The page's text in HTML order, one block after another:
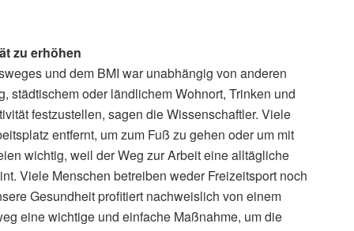
zu erhöhen
und dem BMI war unabhängig von anderen
städtischem oder ländlichem Wohnort, Trinken und
festzustellen, sagen die Wissenschaftler. Viele
entfernt, um zum Fuß zu gehen oder um mit
wichtig, weil der Weg zur Arbeit eine alltägliche
Viele Menschen betreiben weder Freizeitsport noch
Gesundheit profitiert nachweislich von einem
eine wichtige und einfache Maßnahme, um die